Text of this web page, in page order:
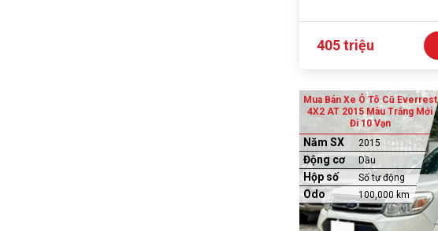
405 triệu
Mua Bán Xe Ô Tô Cũ Everrest
4X2 AT 2015 Màu Trắng Mới
Đi 10 Vạn
Năm SX 2015
Động cơ Dầu
Hộp số Số tự động
Odo 100,000 km